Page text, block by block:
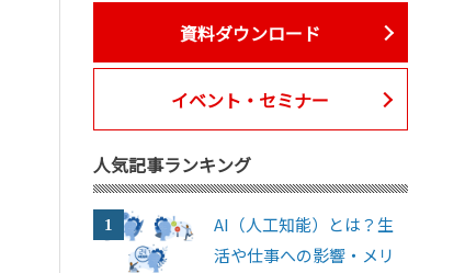
資料ダウンロード
イベント・セミナー
人気記事ランキング
AI（人工知能）とは？生
活や仕事への影響・メリ